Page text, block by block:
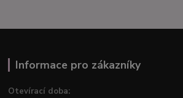
Informace pro zákazníky
Otevírací doba: